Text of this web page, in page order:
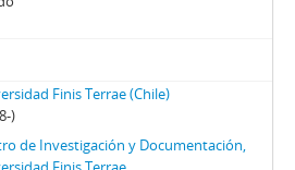
Finis Terrae (Chile)
)
de Investigación y Documentación,